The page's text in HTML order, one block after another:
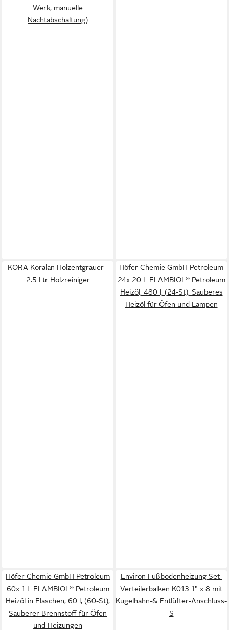
Werk, manuelle
Nachtabschaltung)
KORA Koralan Holzentgrauer -
2.5 Ltr Holzreiniger
Höfer Chemie GmbH Petroleum
24x 20 L FLAMBIOL® Petroleum
Heizöl, 480 l, (24-St), Sauberes
Heizöl für Öfen und Lampen
Höfer Chemie GmbH Petroleum
60x 1 L FLAMBIOL® Petroleum
Heizöl in Flaschen, 60 l, (60-St),
Sauberer Brennstoff für Öfen
und Heizungen
Environ Fußbodenheizung Set-
Verteilerbalken K013 1" x 8 mit
Kugelhahn-& Entlüfter-Anschluss-
S